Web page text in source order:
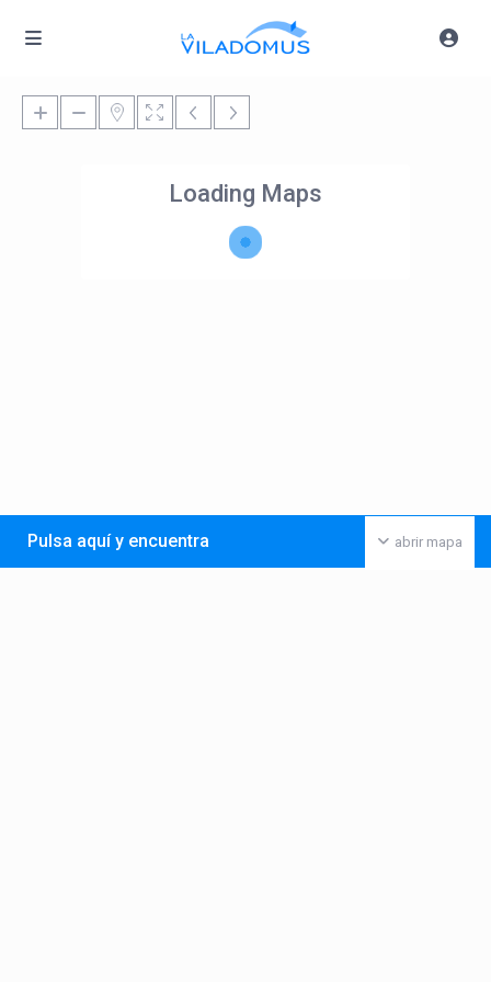
Loading Maps
abrir mapa
Pulsa aquí y encuentra